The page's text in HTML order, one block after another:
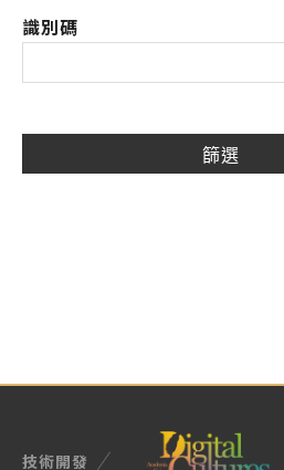
識別碼
技術開發